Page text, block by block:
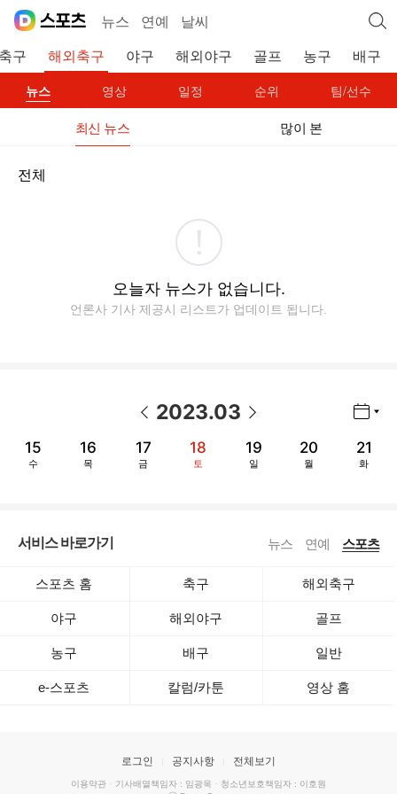
뉴스 연예 날씨
구 해외축구 야구 해외야구 골프 농구 배구
뉴스 영상 일정 순위 팀/선수
최신 뉴스 많이 본
전체
오늘자 뉴스가 없습니다.
언론사 기사 제공시 리스트가 업데이트 됩니다.
2023.03
15
수
16
목
17
금
18
토
19
일
20
월
21
화
서비스 바로가기 뉴스 연예 스포츠
스포츠 홈 축구 해외축구
야구 해외야구 골프
농구 배구 일반
e-스포츠 칼럼/카툰 영상 홈
로그인 공지사항 전체보기
이용약관 · 기사배열책임자 : 임광욱 · 청소년보호책임자 : 이호원